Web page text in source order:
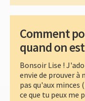
Comment
quand on
Bonsoir Lise !
envie de prouver à
pas qu'aux minces
ce que tu peux me